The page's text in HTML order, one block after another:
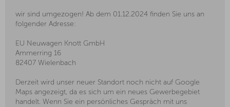
wir sind umgezogen! Ab dem 01.12.2024 finden Sie uns an
folgender Adresse:
EU Neuwagen Knott GmbH
Ammerring 16
82407 Wielenbach
Derzeit wird unser neuer Standort noch nicht auf Google
Maps angezeigt, da es sich um ein neues Gewerbegebiet
handelt. Wenn Sie ein persönliches Gespräch mit uns